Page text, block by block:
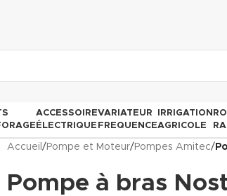
ACCESSOIRE
ÉLECTRIQUE
VARIATEUR
FREQUENCE
IRRIGATION
AGRICOLE
Accueil / Pompe et Moteur/ Pompes Amitec/
Pompe à bras